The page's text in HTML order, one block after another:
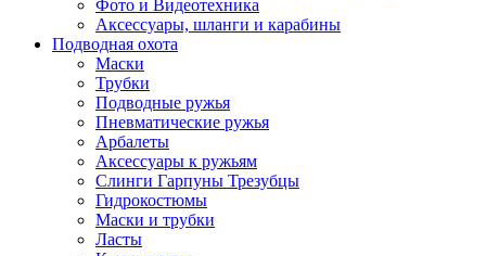
Фото и Видеотехника
Аксессуары, шланги и карабины
Подводная охота
Маски
Трубки
Подводные ружья
Пневматические ружья
Арбалеты
Аксессуары к ружьям
Слинги Гарпуны Трезубцы
Гидрокостюмы
Маски и трубки
Ласты